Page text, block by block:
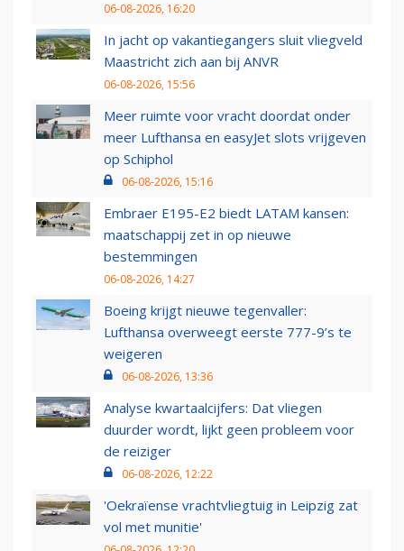
06-08-2026, 16:20
In jacht op vakantiegangers sluit vliegveld
Maastricht zich aan bij ANVR
06-08-2026, 15:56
Meer ruimte voor vracht doordat onder
meer Lufthansa en easyJet slots vrijgeven
op Schiphol
06-08-2026, 15:16
Embraer E195-E2 biedt LATAM kansen:
maatschappij zet in op nieuwe
bestemmingen
06-08-2026, 14:27
Boeing krijgt nieuwe tegenvaller:
Lufthansa overweegt eerste 777-9’s te
weigeren
06-08-2026, 13:36
Analyse kwartaalcijfers: Dat vliegen
duurder wordt, lijkt geen probleem voor
de reiziger
06-08-2026, 12:22
'Oekraïense vrachtvliegtuig in Leipzig zat
vol met munitie'